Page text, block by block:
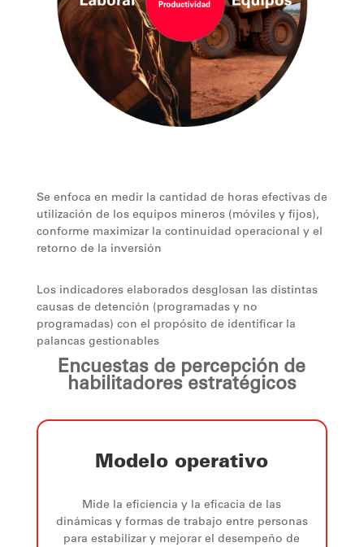
Se enfoca en medir la cantidad de horas efectivas de
utilización de los equipos mineros (móviles y fijos),
conforme maximizar la continuidad operacional y el
retorno de la inversión
Los indicadores elaborados desglosan las distintas
causas de detención (programadas y no
programadas) con el propósito de identificar la
palancas gestionables
Encuestas de percepción de
habilitadores estratégicos
Modelo operativo
Mide la eficiencia y la eficacia de las
dinámicas y formas de trabajo entre personas
para estabilizar y mejorar el desempeño de